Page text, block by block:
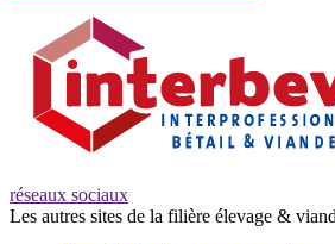
réseaux sociaux
Les autres sites de la filière élevage &